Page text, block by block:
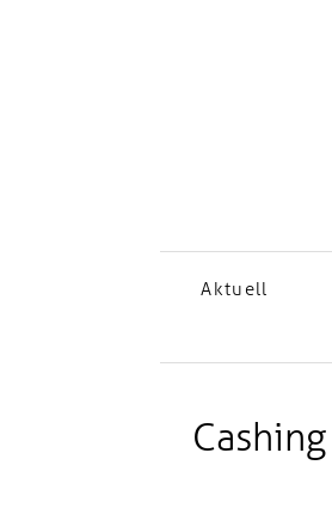
Aktuell